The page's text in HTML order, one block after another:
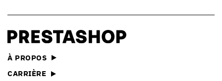
À PROPOS
CARRIÈRE